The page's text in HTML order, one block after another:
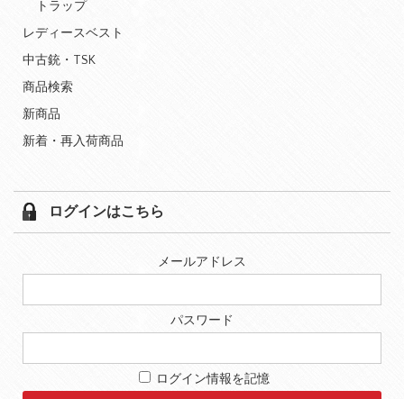
トラップ
レディースベスト
中古銃・TSK
商品検索
新商品
新着・再入荷商品
ログインはこちら
メールアドレス
パスワード
ログイン情報を記憶